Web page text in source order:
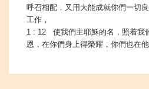
呼召相配，又用大能成就你們一切
工作，
1 : 12 使我們主耶穌的名，照着
恩，在你們身上得榮耀，你們也在他